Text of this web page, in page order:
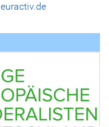
euractiv.de